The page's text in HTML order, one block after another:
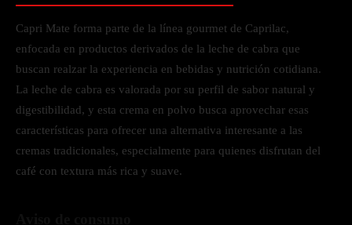
Capri Mate forma parte de la línea gourmet de Caprilac,
enfocada en productos derivados de la leche de cabra que
buscan realzar la experiencia en bebidas y nutrición cotidiana.
La leche de cabra es valorada por su perfil de sabor natural y
digestibilidad, y esta crema en polvo busca aprovechar esas
características para ofrecer una alternativa interesante a las
cremas tradicionales, especialmente para quienes disfrutan del
café con textura más rica y suave.